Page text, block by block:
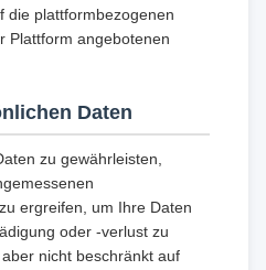
die plattformbezogenen
Plattform angebotenen
Daten
zu gewährleisten,
ergreifen, um Ihre Daten
oder -verlust zu
nicht beschränkt auf